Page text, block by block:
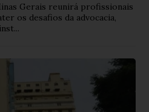
Gerais reunirá profissionais
os desafios da advocacia,